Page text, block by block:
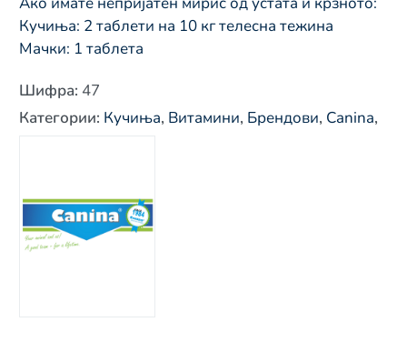
Кучиња: 2 таблети на 10 кг телесна тежина
Мачки: 1 таблета
Шифра: 47
Категории: Кучиња, Витамини, Брендови, Canina,